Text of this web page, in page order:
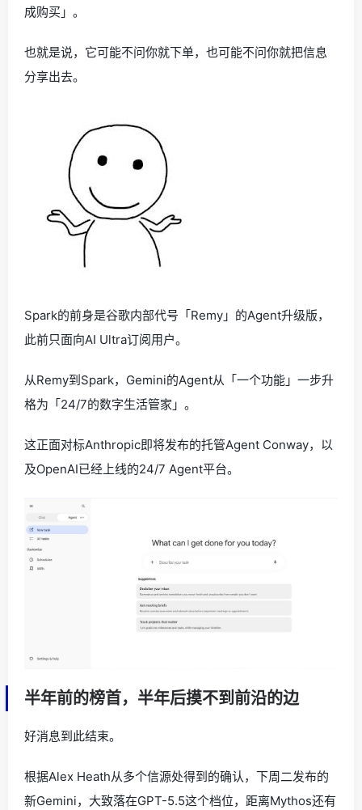
成购买」。
也就是说，它可能不问你就下单，也可能不问你就把信息
分享出去。
Spark的前身是谷歌内部代号「Remy」的Agent升级版，
此前只面向AI Ultra订阅用户。
从Remy到Spark，Gemini的Agent从「一个功能」一步升
格为「24/7的数字生活管家」。
这正面对标Anthropic即将发布的托管Agent Conway，以
及OpenAI已经上线的24/7 Agent平台。
半年前的榜首，半年后摸不到前沿的边
好消息到此结束。
根据Alex Heath从多个信源处得到的确认，下周二发布的
新Gemini，大致落在GPT-5.5这个档位，距离Mythos还有